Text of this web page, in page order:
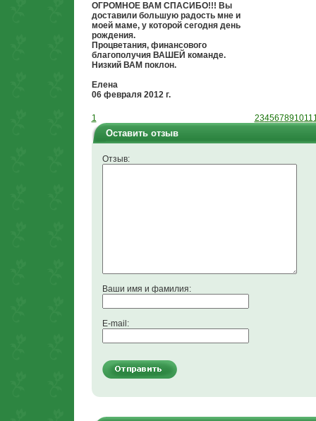
ОГРОМНОЕ ВАМ СПАСИБО!!! Вы
доставили большую радость мне и
моей маме, у которой сегодня день
рождения.
Процветания, финансового
благополучия ВАШЕЙ команде.
Низкий ВАМ поклон.
Елена
06 февраля 2012 г.
1 234567891011
Оставить отзыв
Отзыв:
Ваши имя и фамилия:
E-mail: